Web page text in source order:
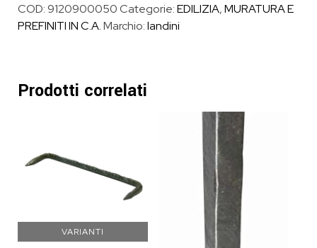
COD:9120900050Categorie:EDILIZIA,MURATURA E
PREFINITI IN C.A.Marchio:landini
Prodotti correlati
VARIANTI